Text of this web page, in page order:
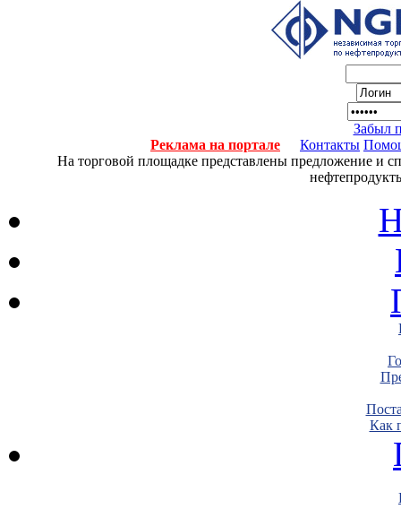
Забыл
Реклама на портале
Контакты
На торговой площадке представлены предложение и
Как